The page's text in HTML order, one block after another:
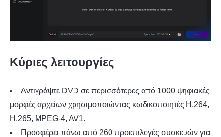
Κύριες λειτουργίες
Αντιγράψτε DVD σε περισσότερες από 1000 ψηφιακές
μορφές αρχείων χρησιμοποιώντας κωδικοποιητές H.264,
H.265, MPEG-4, AV1.
Προσφέρει πάνω από 260 προεπιλογές συσκευών για